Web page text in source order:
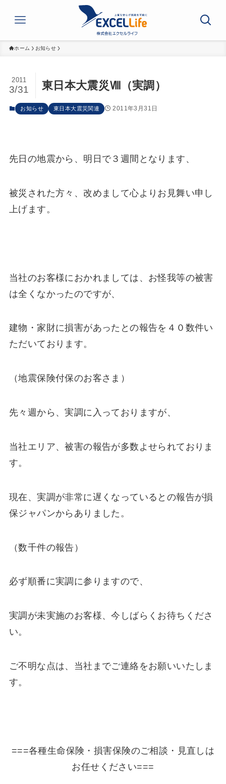
ホーム お知らせ
東日本大震災Ⅷ（実調）
2011
3/31
お知らせ 東日本大震災関連 2011年3月31日
先日の地震から、明日で３週間となります、
被災された方々、改めまして心よりお見舞い申し
上げます。
当社のお客様におかれましては、お怪我等の被害
は全くなかったのですが、
建物・家財に損害があったとの報告を４０数件い
ただいております。
（地震保険付保のお客さま）
先々週から、実調に入っておりますが、
当社エリア、被害の報告が多数よせられておりま
す。
現在、実調が非常に遅くなっているとの報告が損
保ジャパンからありました。
（数千件の報告）
必ず順番に実調に参りますので、
実調が未実施のお客様、今しばらくお待ちくださ
い。
ご不明な点は、当社までご連絡をお願いいたしま
す。
===各種生命保険・損害保険のご相談・見直しは
お任せください===